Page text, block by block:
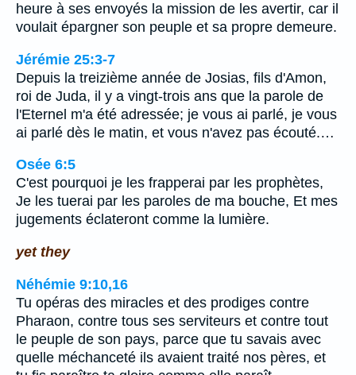
heure à ses envoyés la mission de les avertir, car il
voulait épargner son peuple et sa propre demeure.
Jérémie 25:3-7
Depuis la treizième année de Josias, fils d'Amon,
roi de Juda, il y a vingt-trois ans que la parole de
l'Eternel m'a été adressée; je vous ai parlé, je vous
ai parlé dès le matin, et vous n'avez pas écouté.…
Osée 6:5
C'est pourquoi je les frapperai par les prophètes,
Je les tuerai par les paroles de ma bouche, Et mes
jugements éclateront comme la lumière.
yet they
Néhémie 9:10,16
Tu opéras des miracles et des prodiges contre
Pharaon, contre tous ses serviteurs et contre tout
le peuple de son pays, parce que tu savais avec
quelle méchanceté ils avaient traité nos pères, et